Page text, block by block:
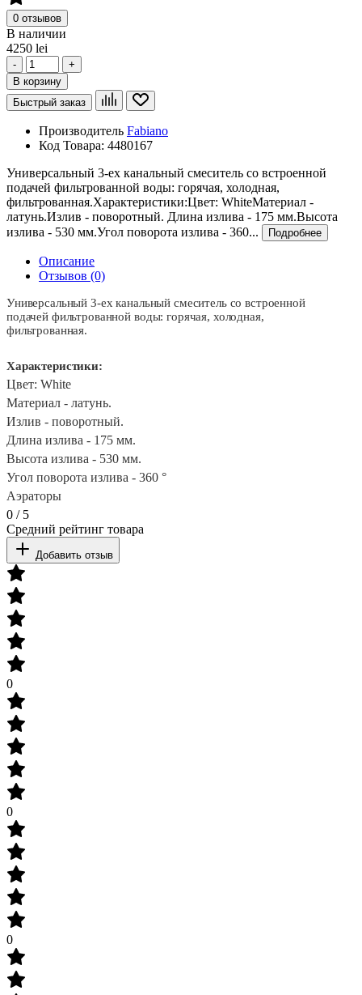
0 отзывов
В наличии
4250 lei
-
+
В корзину
Быстрый заказ
Производитель Fabiano
Код Товара: 4480167
Универсальный 3-ех канальный смеситель со встроенной
подачей фильтрованной воды: горячая, холодная,
фильтрованная.Характеристики:Цвет: WhiteМатериал -
латунь.Излив - поворотный. Длина излива - 175 мм.Высота
излива - 530 мм.Угол поворота излива - 360...
Подробнее
Описание
Отзывов (0)
Универсальный 3-ех канальный смеситель со встроенной
подачей фильтрованной воды: горячая, холодная,
фильтрованная.
Характеристики:
Цвет: White
Материал - латунь.
Излив - поворотный.
Длина излива - 175 мм.
Высота излива - 530 мм.
Угол поворота излива - 360 °
Аэраторы
0 / 5
Средний рейтинг товара
Добавить отзыв
0
0
0